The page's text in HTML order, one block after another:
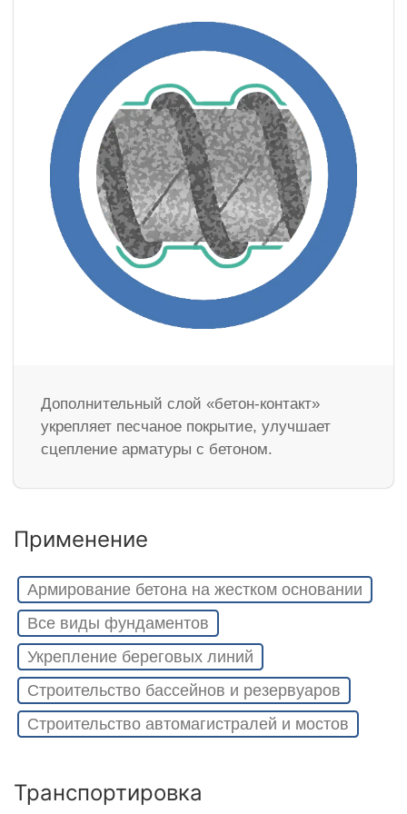
Дополнительный слой «бетон-контакт»
укрепляет песчаное покрытие, улучшает
сцепление арматуры с бетоном.
Применение
Армирование бетона на жестком основании
Все виды фундаментов
Укрепление береговых линий
Строительство бассейнов и резервуаров
Строительство автомагистралей и мостов
Транспортировка